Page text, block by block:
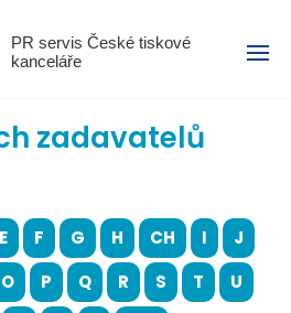
PR servis České tiskové
kanceláře
Menu
zadavatelů
E F G H CH I
J
O P Q R S T
U